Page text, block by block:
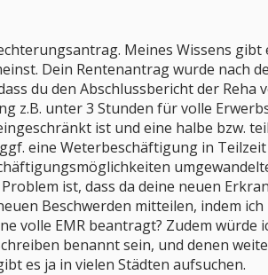
Meines Wissens gibt
Dein Rentenantrag wurde nach
du den Abschlussbericht der Reha
z.B. unter 3 Stunden für volle
ist und eine halbe bzw.
eine Weterbeschäftigung in
ist, dass da deine neuen
Beschwerden mitteilen, indem
volle EMR beantragt? Zudem würde
benannt sein, und denen
es ja in vielen Städten aufsuchen.